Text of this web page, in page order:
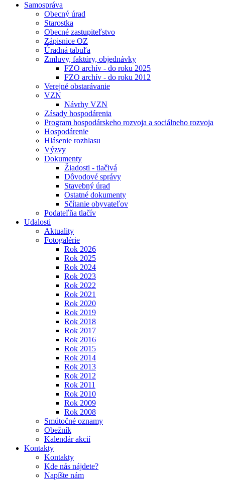
Samospráva
Obecný úrad
Starostka
Obecné zastupiteľstvo
Zápisnice OZ
Úradná tabuľa
Zmluvy, faktúry, objednávky
FZO archív - do roku 2025
FZO archív - do roku 2012
Verejné obstarávanie
VZN
Návrhy VZN
Zásady hospodárenia
Program hospodárskeho rozvoja a sociálneho rozvoja
Hospodárenie
Hlásenie rozhlasu
Výzvy
Dokumenty
Žiadosti - tlačivá
Dôvodové správy
Stavebný úrad
Ostatné dokumenty
Sčítanie obyvateľov
Podateľňa tlačív
Udalosti
Aktuality
Fotogalérie
Rok 2026
Rok 2025
Rok 2024
Rok 2023
Rok 2022
Rok 2021
Rok 2020
Rok 2019
Rok 2018
Rok 2017
Rok 2016
Rok 2015
Rok 2014
Rok 2013
Rok 2012
Rok 2011
Rok 2010
Rok 2009
Rok 2008
Smútočné oznamy
Obežník
Kalendár akcií
Kontakty
Kontakty
Kde nás nájdete?
Napíšte nám